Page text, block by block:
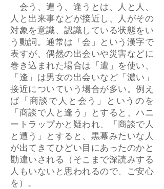
会う、遭う、逢うとは、人と人、
人と出来事などが接近し、人がその
対象を意識、認識している状態をい
う動詞。通常は「会」という漢字で
表すが、偶然の出会いや災害などに
巻き込まれた場合は「遭」を使い、
「逢」は男女の出会いなど「濃い」
接近についていう場合が多い。例え
ば「商談で人と会う」というのを
「商談で人と逢う」とすると、ハニ
ートラップかと疑われ、「商談で人
と遭う」とすると、黒幕みたいな人
が出てきてひどい目にあったのかと
勘違いされる（そこまで深読みする
人もいないと思われるので、ご安心
を）。